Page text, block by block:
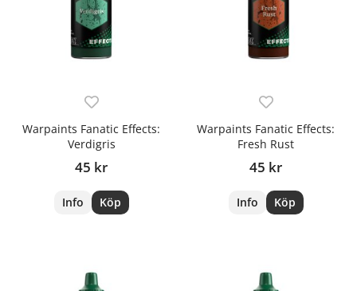
Warpaints Fanatic Effects:
Verdigris
45 kr
Info Köp
Warpaints Fanatic Effects:
Fresh Rust
45 kr
Info Köp